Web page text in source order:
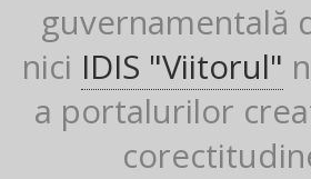
guvernamentală
nici IDIS "Viitorul"
a portalurilor